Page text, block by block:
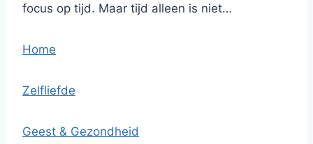
focus op tijd. Maar tijd alleen is niet…
Home
Zelfliefde
Geest & Gezondheid